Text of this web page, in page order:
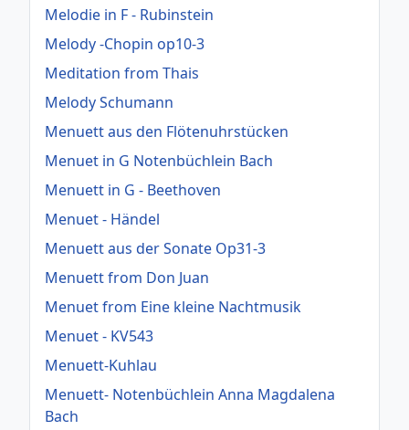
Melodie in F - Rubinstein
Melody -Chopin op10-3
Meditation from Thais
Melody Schumann
Menuett aus den Flötenuhrstücken
Menuet in G Notenbüchlein Bach
Menuett in G - Beethoven
Menuet - Händel
Menuett aus der Sonate Op31-3
Menuett from Don Juan
Menuet from Eine kleine Nachtmusik
Menuet - KV543
Menuett-Kuhlau
Menuett- Notenbüchlein Anna Magdalena
Bach